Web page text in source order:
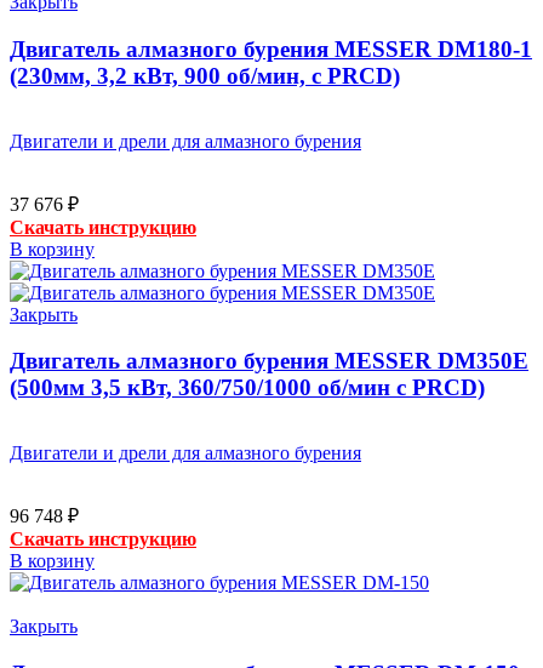
Двигатель алмазного бурения MESSER DM180-1
(230мм, 3,2 кВт, 900 об/мин, с PRCD)
Двигатели и дрели для алмазного бурения
37 676 ₽
Скачать инструкцию
В корзину
Закрыть
Двигатель алмазного бурения MESSER DM350Е
(500мм 3,5 кВт, 360/750/1000 об/мин с PRCD)
Двигатели и дрели для алмазного бурения
96 748 ₽
Скачать инструкцию
В корзину
Закрыть